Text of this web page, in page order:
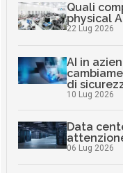
Quali
physical
22 Lug 2026
AI in
di
10 Lug 2026
Data
06 Lug 2026